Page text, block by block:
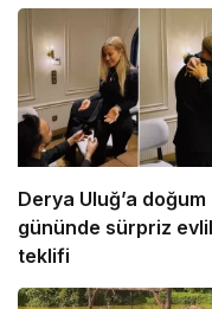
Derya Uluğ’a doğum
gününde sürpriz
teklifi